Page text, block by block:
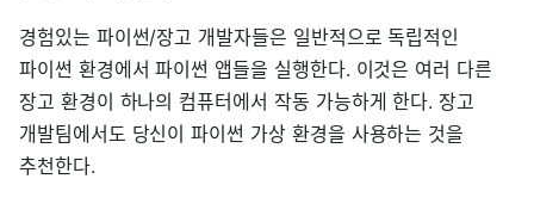
경험있는 파이썬/장고 개발자들은 일반적으로 독립적인
파이썬 환경에서 파이썬 앱들을 실행한다. 이것은 여러 다른
장고 환경이 하나의 컴퓨터에서 작동 가능하게 한다. 장고
개발팀에서도 당신이 파이썬 가상 환경을 사용하는 것을
추천한다.